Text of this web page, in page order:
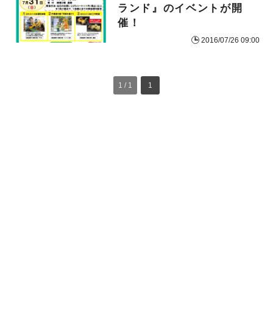
ランド』のイベントが開
催！
2016/07/26 09:00
1 / 1 1